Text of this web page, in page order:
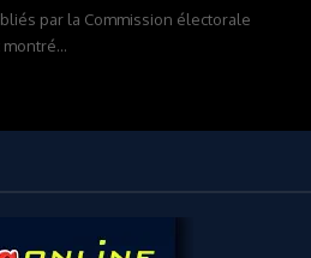
par la Commission électorale
…